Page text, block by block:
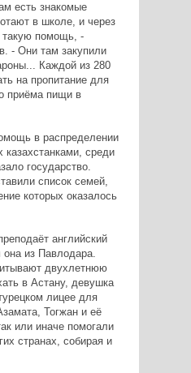
есть знакомые
в школе, и через
такую помощь, -
- Они там закупили
Каждой из 280
на пропитание для
приёма пищи в
в распределении
казахстанками, среди
государство.
список семей,
которых оказалось
английский
из Павлодара.
двухлетнюю
в Астану, девушка
лицее для
Тогжан и её
или иначе помогали
странах, собирая и